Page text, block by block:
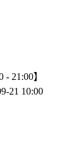
21:00】
21 10:00